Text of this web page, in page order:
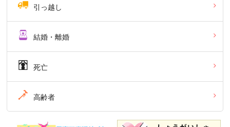
引っ越し
結婚・離婚
死亡
高齢者